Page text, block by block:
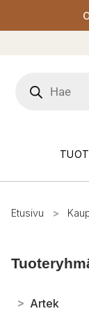
search
Etusivu >
> Artek